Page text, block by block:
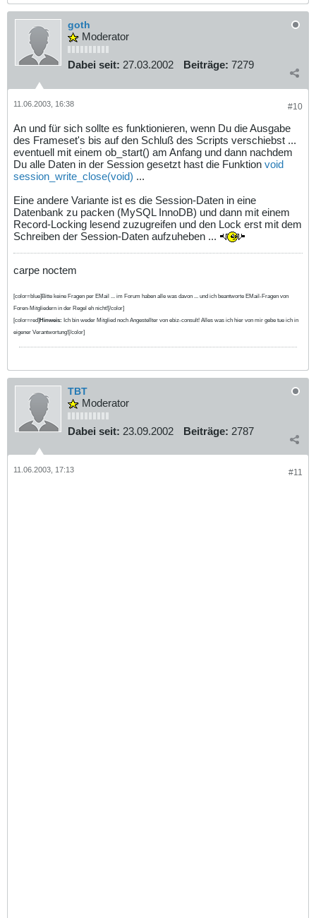
goth
Moderator
Dabei seit: 27.03.2002 Beiträge: 7279
#10
11.06.2003, 16:38
An und für sich sollte es funktionieren, wenn Du die Ausgabe
des Frameset's bis auf den Schluß des Scripts verschiebst ...
eventuell mit einem ob_start() am Anfang und dann nachdem
Du alle Daten in der Session gesetzt hast die Funktion void
session_write_close(void) ...
Eine andere Variante ist es die Session-Daten in eine
Datenbank zu packen (MySQL InnoDB) und dann mit einem
Record-Locking lesend zuzugreifen und den Lock erst mit dem
Schreiben der Session-Daten aufzuheben ...
carpe noctem
[color=blue]Bitte keine Fragen per EMail ... im Forum haben alle was davon ... und ich beantworte EMail-Fragen von
Foren-Mitgliedern in der Regel eh nicht![/color]
[color=red] Hinweis: Ich bin weder Mitglied noch Angestellter von ebiz-consult! Alles was ich hier von mir gebe tue ich in
eigener Verantwortung![/color]
TBT
Moderator
Dabei seit: 23.09.2002 Beiträge: 2787
#11
11.06.2003, 17:13